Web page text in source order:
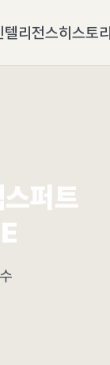
텔리전스히스토
퍼트